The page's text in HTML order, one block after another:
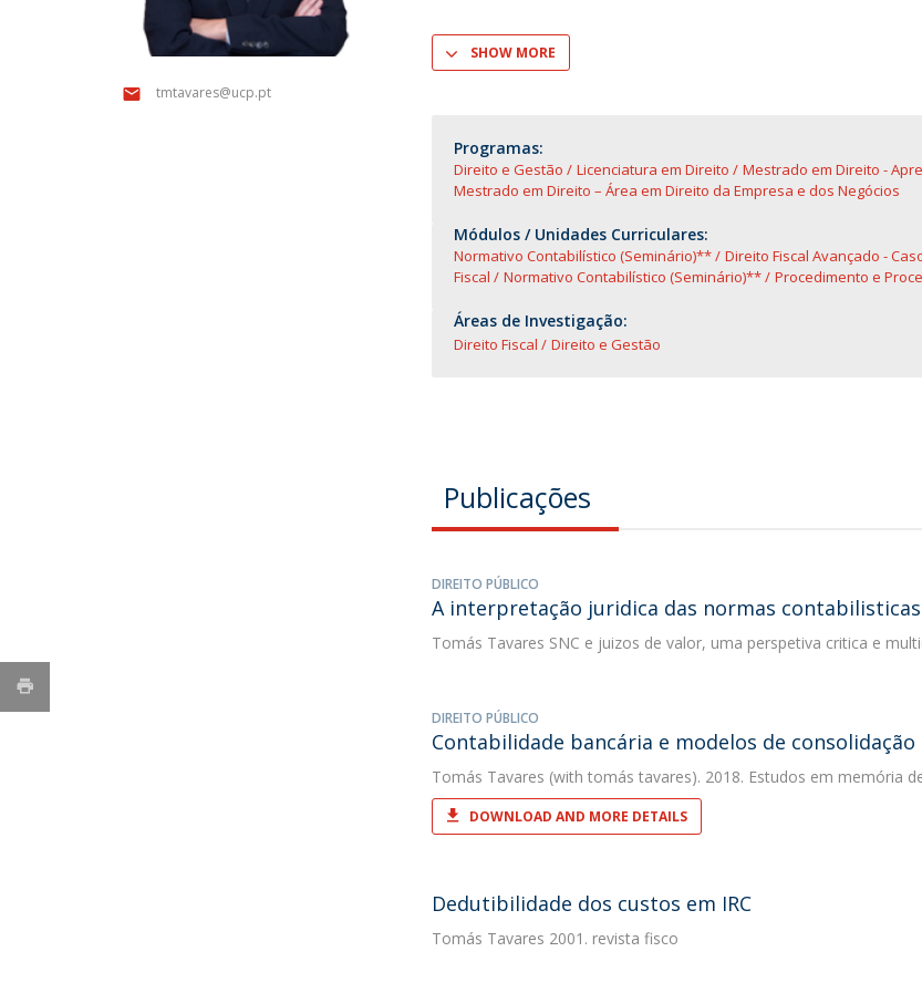
tmtavares@ucp.pt
SHOW MORE
Programas:
Direito e Gestão Licenciatura em Direito Mestrado em Direito -
Mestrado em Direito – Área em Direito da Empresa e dos Negócios
Módulos / Unidades Curriculares:
Normativo Contabilístico (Seminário)** Direito Fiscal Avançado -
Fiscal
Normativo Contabilístico (Seminário)** Procedimento e
Áreas de Investigação:
Direito Fiscal Direito e Gestão
Publicações
DIREITO PÚBLICO
A interpretação juridica das normas contabilisticas
Tomás Tavares SNC e juizos de valor, uma perspetiva critica e
DIREITO PÚBLICO
Contabilidade bancária e modelos de consolidação
Tomás Tavares (with tomás tavares). 2018. Estudos em memória
DOWNLOAD AND MORE DETAILS
Dedutibilidade dos custos em IRC
Tomás Tavares 2001. revista fisco